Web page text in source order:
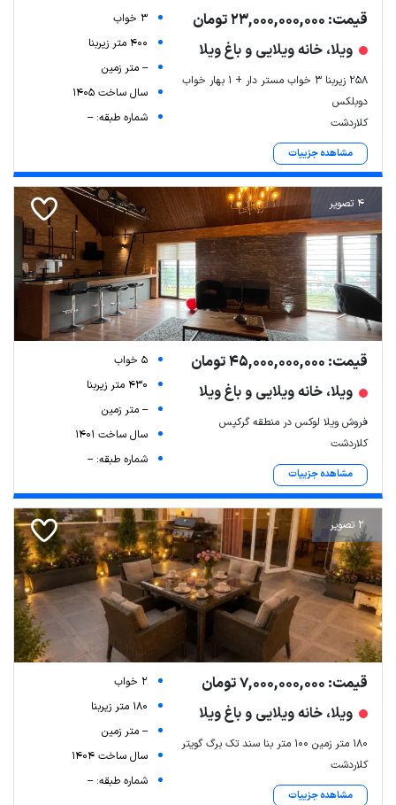
قیمت: 23,000,000,000 تومان
ویلا، خانه ویلایی و باغ ویلا
258 زیربنا ۳ خواب مستر دار + ۱ بهار خواب
دوبلکس
کلاردشت
مشاهده جزییات
3 خواب
400 متر زیربنا
-- متر زمین
سال ساخت 1405
شماره طبقه: --
4 تصویر
قیمت: 45,000,000,000 تومان
ویلا، خانه ویلایی و باغ ویلا
فروش ویلا لوکس در منطقه گرکپس
کلاردشت
مشاهده جزییات
5 خواب
430 متر زیربنا
-- متر زمین
سال ساخت 1401
شماره طبقه: --
2 تصویر
قیمت: 7,000,000,000 تومان
ویلا، خانه ویلایی و باغ ویلا
۱۸۰ متر زمین ۱۰۰ متر بنا سند تک برگ گویتر
کلاردشت
مشاهده جزییات
2 خواب
180 متر زیربنا
-- متر زمین
سال ساخت 1404
شماره طبقه: --